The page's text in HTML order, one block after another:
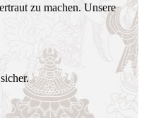
zu machen. Unsere